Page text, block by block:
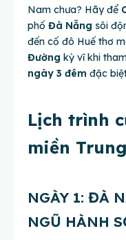
Nam chưa? Hãy để
phố Đà Nẵng sôi
đến cố đô Huế thơ
Đường kỳ vĩ khi
ngày 3 đêm đặc
Lịch trình
miền
NGÀY 1: ĐÀ
NGŨ HÀNH